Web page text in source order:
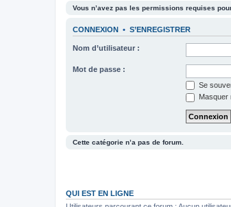
Vous n’avez pas les permissions requises
CONNEXION • S’ENREGISTRER
Nom d’utilisateur :
Mot de passe :
Se
Masquer
Cette catégorie n’a pas de forum.
QUI EST EN LIGNE